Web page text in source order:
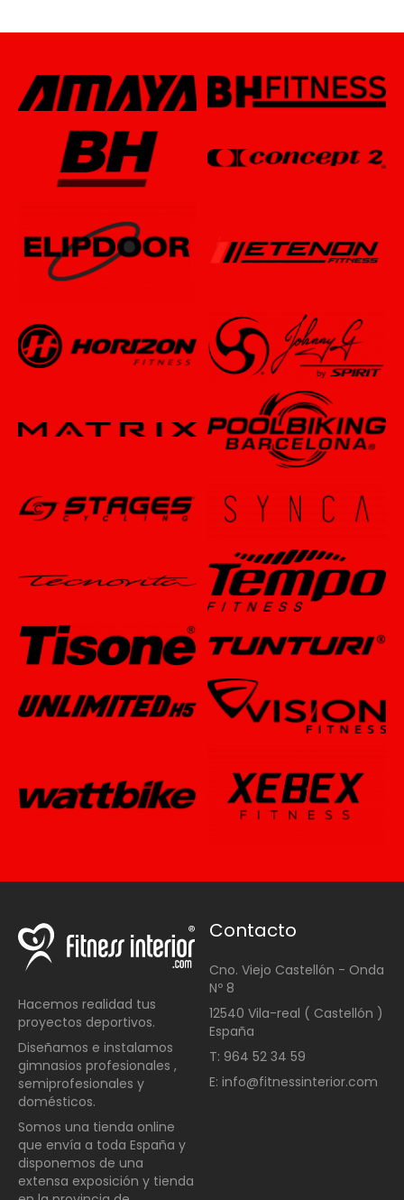
Hacemos realidad tus
proyectos deportivos.
Diseñamos e instalamos
gimnasios profesionales ,
semiprofesionales y
domésticos.
Somos una tienda online
que envía a toda España y
disponemos de una
extensa exposición y tienda
Contacto
Cno. Viejo Castellón - Onda
Nº 8
12540 Vila-real ( Castellón )
España
T: 964 52 34 59
E: info@fitnessinterior.com